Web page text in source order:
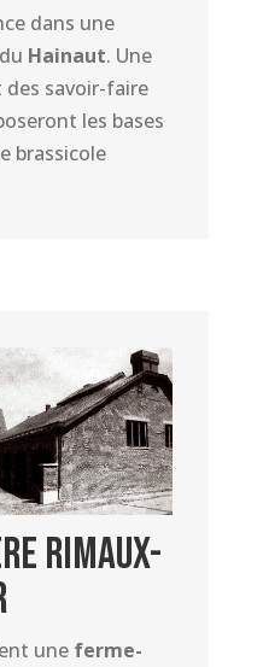
dans une
du Hainaut. Une
savoir-faire
les bases
brassicole
Rimaux-
une ferme-